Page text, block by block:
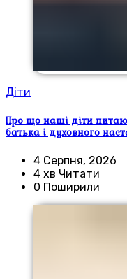
Діти
Про що наші діти
батька і духовного
4 Серпня, 2026
4 хв Читати
0 Поширили